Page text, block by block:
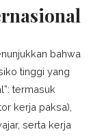
bahwa
tinggi yang
termasuk
kerja paksa),
serta kerja